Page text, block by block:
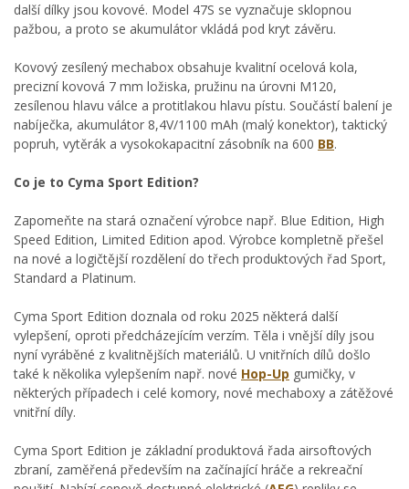
další dílky jsou kovové. Model 47S se vyznačuje sklopnou
pažbou, a proto se akumulátor vkládá pod kryt závěru.
Kovový zesílený mechabox obsahuje kvalitní ocelová kola,
precizní kovová 7 mm ložiska, pružinu na úrovni M120,
zesílenou hlavu válce a protitlakou hlavu pístu. Součástí balení je
nabíječka, akumulátor 8,4V/1100 mAh (malý konektor), taktický
popruh, vytěrák a vysokokapacitní zásobník na 600 BB.
Co je to Cyma Sport Edition?
Zapomeňte na stará označení výrobce např. Blue Edition, High
Speed Edition, Limited Edition apod. Výrobce kompletně přešel
na nové a logičtější rozdělení do třech produktových řad Sport,
Standard a Platinum.
Cyma Sport Edition doznala od roku 2025 některá další
vylepšení, oproti předcházejícím verzím. Těla i vnější díly jsou
nyní vyráběné z kvalitnějších materiálů. U vnitřních dílů došlo
také k několika vylepšením např. nové Hop-Up gumičky, v
některých případech i celé komory, nové mechaboxy a zátěžové
vnitřní díly.
Cyma Sport Edition je základní produktová řada airsoftových
zbraní, zaměřená především na začínající hráče a rekreační